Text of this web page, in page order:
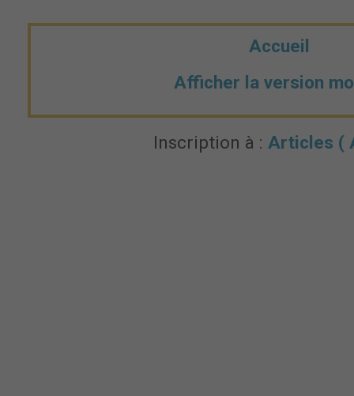
Accueil
Afficher la version
Inscription à :Articles (